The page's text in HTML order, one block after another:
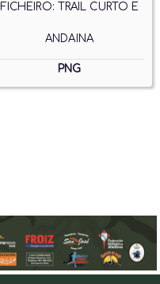
FICHEIRO: TRAIL CURTO E
ANDAINA
PNG